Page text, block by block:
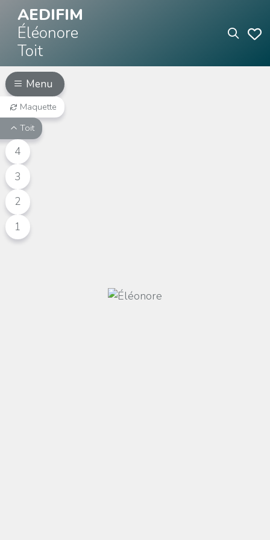
AEDIFIM
Éléonore
Toit
Menu
Maquette
Toit
4
3
2
1